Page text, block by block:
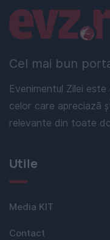
Cel mai bun
Evenimentul Zilei
celor care apreciază
relevante din toate
Linkuri utile
Utile
Media KIT
Contact